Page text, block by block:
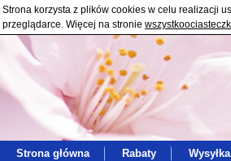
Strona korzysta z plików cookies w celu realizacji
przeglądarce. Więcej na stronie
Strona główna Rabaty Wysyłka